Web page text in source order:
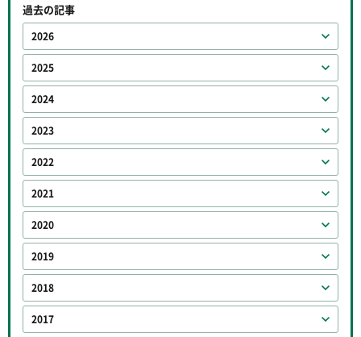
過去の記事
2026
2025
2024
2023
2022
2021
2020
2019
2018
2017